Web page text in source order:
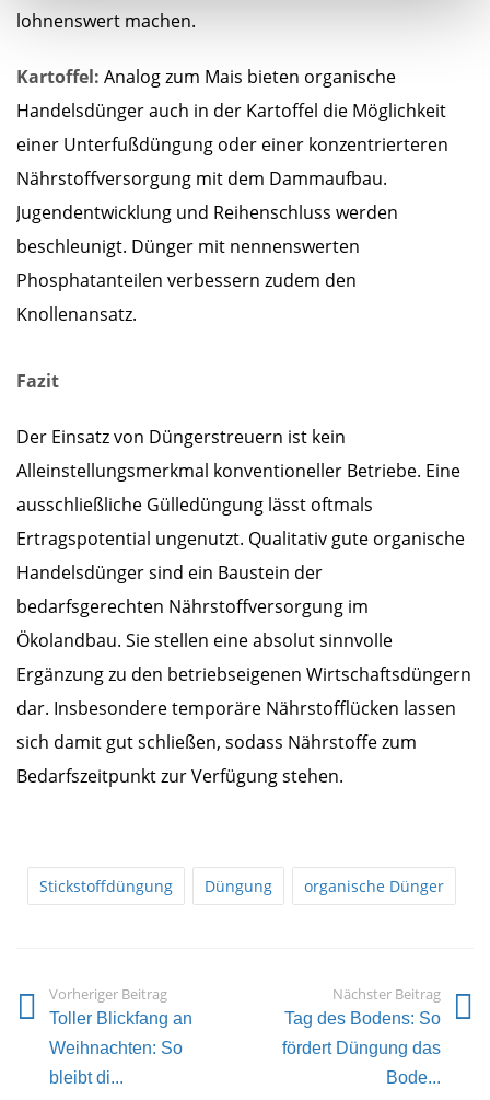
lohnenswert machen.
Kartoffel: Analog zum Mais bieten organische
Handelsdünger auch in der Kartoffel die Möglichkeit
einer Unterfußdüngung oder einer konzentrierteren
Nährstoffversorgung mit dem Dammaufbau.
Jugendentwicklung und Reihenschluss werden
beschleunigt. Dünger mit nennenswerten
Phosphatanteilen verbessern zudem den
Knollenansatz.
Fazit
Der Einsatz von Düngerstreuern ist kein
Alleinstellungsmerkmal konventioneller Betriebe. Eine
ausschließliche Gülledüngung lässt oftmals
Ertragspotential ungenutzt. Qualitativ gute organische
Handelsdünger sind ein Baustein der
bedarfsgerechten Nährstoffversorgung im
Ökolandbau. Sie stellen eine absolut sinnvolle
Ergänzung zu den betriebseigenen Wirtschaftsdüngern
dar. Insbesondere temporäre Nährstofflücken lassen
sich damit gut schließen, sodass Nährstoffe zum
Bedarfszeitpunkt zur Verfügung stehen.
Stickstoffdüngung Düngung organische Dünger
Vorheriger Beitrag
Toller Blickfang an
Weihnachten: So
bleibt di...
Nächster Beitrag
Tag des Bodens: So
fördert Düngung das
Bode...